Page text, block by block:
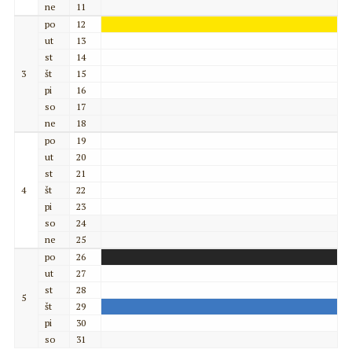
ne
11
3
po
12
ut
13
st
14
št
15
pi
16
so
17
ne
18
4
po
19
ut
20
st
21
št
22
pi
23
so
24
ne
25
5
po
26
ut
27
st
28
št
29
pi
30
so
31